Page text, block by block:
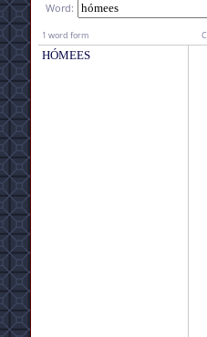
Word:
1 word form
HÓMEES